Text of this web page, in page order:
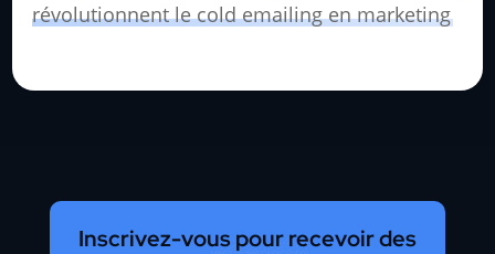
révolutionnent le cold emailing en marketing
Inscrivez-vous pour recevoir des